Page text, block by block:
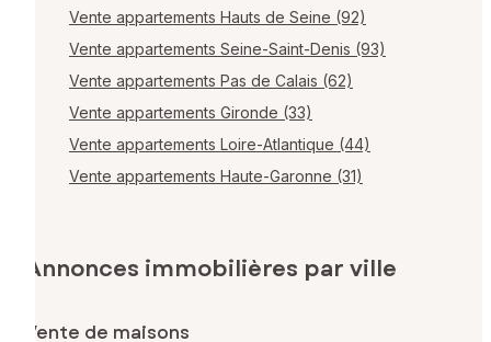
Vente appartements Hauts de Seine (92)
Vente appartements Seine-Saint-Denis (93)
Vente appartements Pas de Calais (62)
Vente appartements Gironde (33)
Vente appartements Loire-Atlantique (44)
Vente appartements Haute-Garonne (31)
Annonces immobilières par ville
Vente de maisons